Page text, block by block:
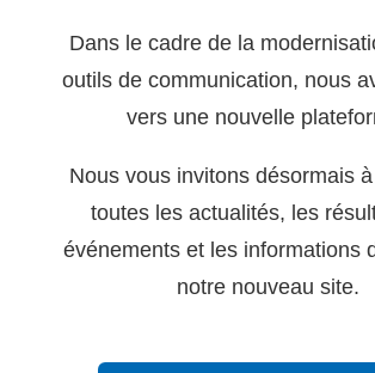
Dans le cadre de la
outils de communication, nous
vers une nouvelle
Nous vous invitons désormais
toutes les actualités, les
événements et les informations
notre nouveau site.